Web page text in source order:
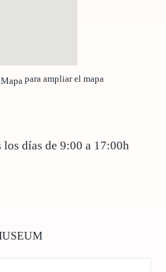
para ampliar el mapa
los días de9:00 a 17:00h